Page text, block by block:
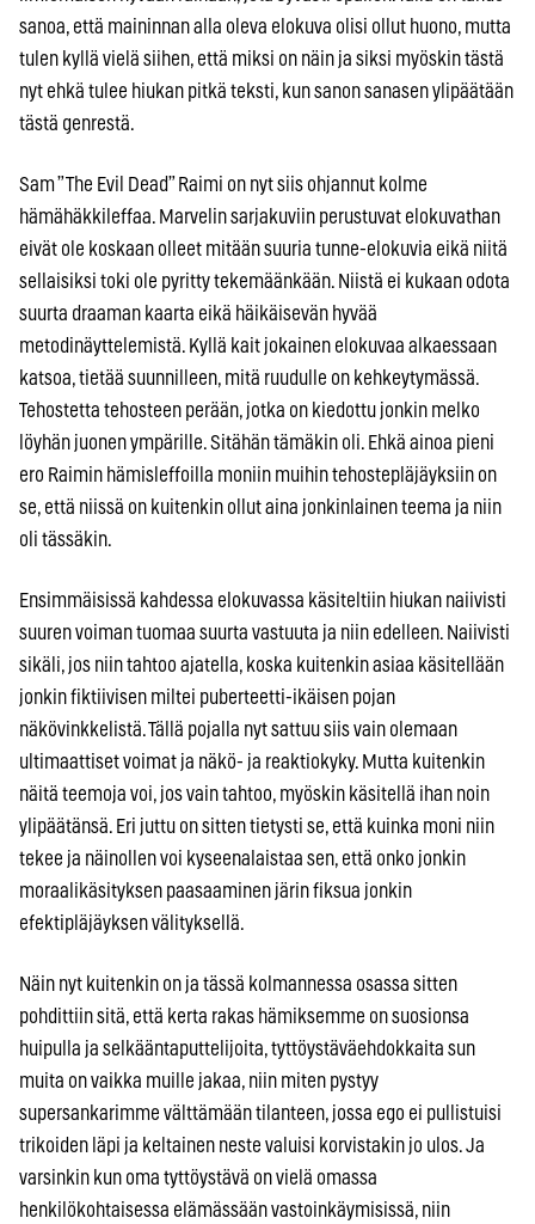
sanoa, että maininnan alla oleva elokuva olisi ollut huono, mutta
tulen kyllä vielä siihen, että miksi on näin ja siksi myöskin tästä
nyt ehkä tulee hiukan pitkä teksti, kun sanon sanasen ylipäätään
tästä genrestä.
Sam ”The Evil Dead” Raimi on nyt siis ohjannut kolme
hämähäkkileffaa. Marvelin sarjakuviin perustuvat elokuvathan
eivät ole koskaan olleet mitään suuria tunne-elokuvia eikä niitä
sellaisiksi toki ole pyritty tekemäänkään. Niistä ei kukaan odota
suurta draaman kaarta eikä häikäisevän hyvää
metodinäyttelemistä. Kyllä kait jokainen elokuvaa alkaessaan
katsoa, tietää suunnilleen, mitä ruudulle on kehkeytymässä.
Tehostetta tehosteen perään, jotka on kiedottu jonkin melko
löyhän juonen ympärille. Sitähän tämäkin oli. Ehkä ainoa pieni
ero Raimin hämisleffoilla moniin muihin tehostepläjäyksiin on
se, että niissä on kuitenkin ollut aina jonkinlainen teema ja niin
oli tässäkin.
Ensimmäisissä kahdessa elokuvassa käsiteltiin hiukan naiivisti
suuren voiman tuomaa suurta vastuuta ja niin edelleen. Naiivisti
sikäli, jos niin tahtoo ajatella, koska kuitenkin asiaa käsitellään
jonkin fiktiivisen miltei puberteetti-ikäisen pojan
näkövinkkelistä. Tällä pojalla nyt sattuu siis vain olemaan
ultimaattiset voimat ja näkö- ja reaktiokyky. Mutta kuitenkin
näitä teemoja voi, jos vain tahtoo, myöskin käsitellä ihan noin
ylipäätänsä. Eri juttu on sitten tietysti se, että kuinka moni niin
tekee ja näinollen voi kyseenalaistaa sen, että onko jonkin
moraalikäsityksen paasaaminen järin fiksua jonkin
efektipläjäyksen välityksellä.
Näin nyt kuitenkin on ja tässä kolmannessa osassa sitten
pohdittiin sitä, että kerta rakas hämiksemme on suosionsa
huipulla ja selkääntaputtelijoita, tyttöystäväehdokkaita sun
muita on vaikka muille jakaa, niin miten pystyy
supersankarimme välttämään tilanteen, jossa ego ei pullistuisi
trikoiden läpi ja keltainen neste valuisi korvistakin jo ulos. Ja
varsinkin kun oma tyttöystävä on vielä omassa
henkilökohtaisessa elämässään vastoinkäymisissä, niin